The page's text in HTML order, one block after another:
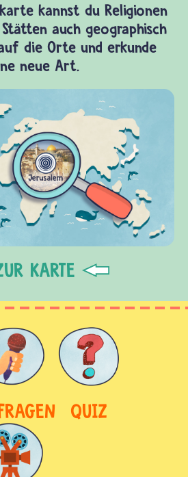
kannst du Religionen
auch geographisch
die Orte und erkunde
neue Art.
KARTE
QUIZ